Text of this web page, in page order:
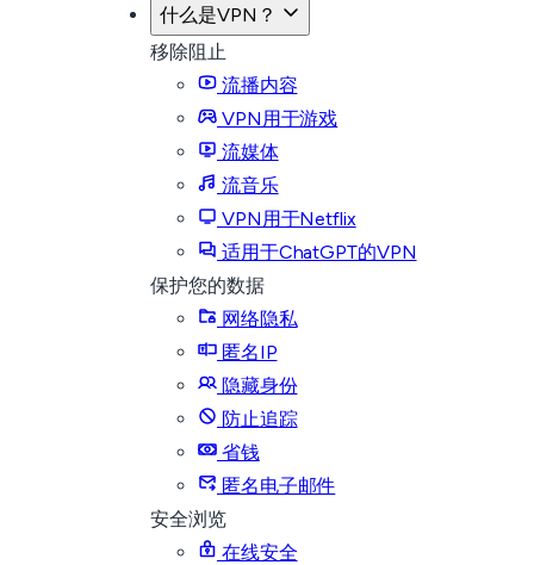
什么是VPN？
移除阻止
流播内容
VPN用于游戏
流媒体
流音乐
VPN用于Netflix
适用于ChatGPT的VPN
保护您的数据
网络隐私
匿名IP
隐藏身份
防止追踪
省钱
匿名电子邮件
安全浏览
在线安全